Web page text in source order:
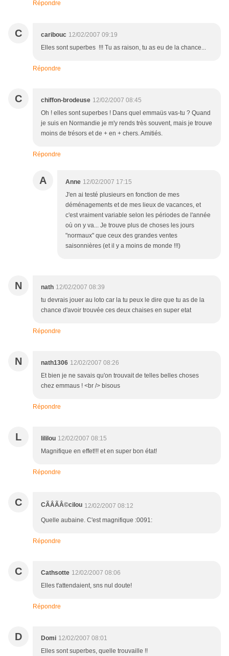
Répondre
C caribouc 12/02/2007 09:19
Elles sont superbes !!! Tu as raison, tu as eu de la chance...
Répondre
C chiffon-brodeuse 12/02/2007 08:45
Oh ! elles sont superbes ! Dans quel emmaüs vas-tu ? Quand
je suis en Normandie je m'y rends très souvent, mais je trouve
moins de trésors et de + en + chers. Amitiés.
Répondre
A Anne 12/02/2007 17:15
J'en ai testé plusieurs en fonction de mes
déménagements et de mes lieux de vacances, et
c'est vraiment variable selon les périodes de l'année
où on y va... Je trouve plus de choses les jours
"normaux" que ceux des grandes ventes
saisonnières (et il y a moins de monde !!!)
N nath 12/02/2007 08:39
tu devrais jouer au loto car la tu peux le dire que tu as de la
chance d'avoir trouvée ces deux chaises en super etat
Répondre
N nath1306 12/02/2007 08:26
Et bien je ne savais qu'on trouvait de telles belles choses
chez emmaus ! <br /> bisous
Répondre
L lililou 12/02/2007 08:15
Magnifique en effet!!! et en super bon état!
Répondre
C CÃÂÃÂ©cilou 12/02/2007 08:12
Quelle aubaine. C'est magnifique :0091:
Répondre
C Cathsotte 12/02/2007 08:06
Elles t'attendaient, sns nul doute!
Répondre
D Domi 12/02/2007 08:01
Elles sont superbes, quelle trouvaille !!